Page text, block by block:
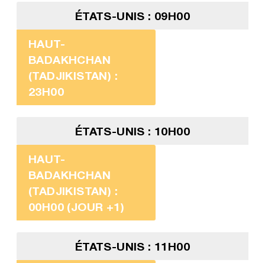
ÉTATS-UNIS : 09H00
HAUT-
BADAKHCHAN
(TADJIKISTAN) :
23H00
ÉTATS-UNIS : 10H00
HAUT-
BADAKHCHAN
(TADJIKISTAN) :
00H00 (JOUR +1)
ÉTATS-UNIS : 11H00